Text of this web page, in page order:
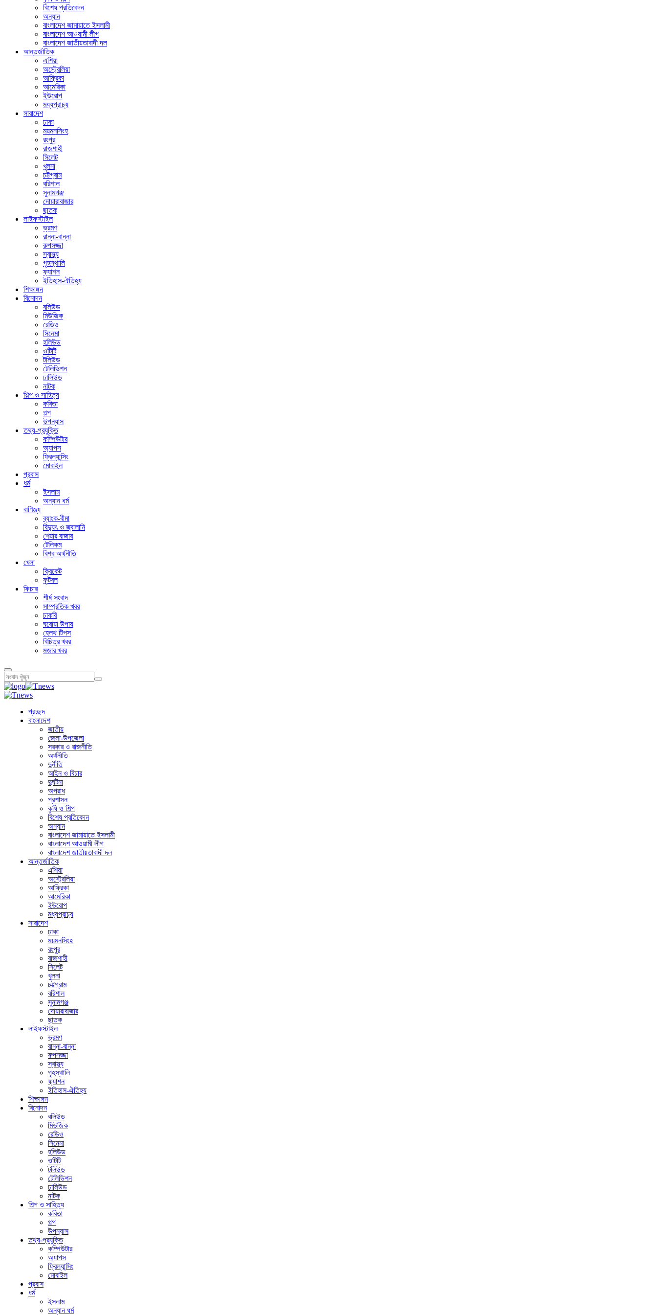
বিশেষ প্রতিবেদন
অন্যান
বাংলাদেশ জামায়াতে ইসলামী
বাংলাদেশ আওয়ামী লীগ
বাংলাদেশ জাতীয়তাবাদী দল
আন্তর্জাতিক
এশিয়া
অস্ট্রেলিয়া
আফ্রিকা
আমেরিকা
ইউরোপ
মধ্যপ্রাচ্য
সারাদেশ
ঢাকা
ময়মনসিংহ
রংপুর
রাজশাহী
সিলেট
খুলনা
চট্টগ্রাম
বরিশাল
সুনামগঞ্জ
দোয়ারাবাজার
ছাতক
লাইফস্টাইল
ভ্রমণ
রান্না-বান্না
রুপসজ্জা
স্বাস্থ্য
গৃহস্থালি
ফ্যাশন
ইতিহাস-ঐতিহ্য
শিক্ষাঙ্গন
বিনোদন
বলিউড
মিউজিক
রেডিও
সিনেমা
হলিউড
ওটিটি
টলিউড
টেলিভিশন
ঢালিউড
নাটক
শিল্প ও সাহিত্য
কবিতা
গল্প
উপন্যাস
তথ্য-প্রযুক্তি
কম্পিউটার
অ্যাপস
ফ্রিল্যান্সিং
মোবাইল
প্রবাস
ধর্ম
ইসলাম
অন্যান ধর্ম
বাণিজ্য
ব্যাংক-বীমা
বিদ্যুৎ ও জ্বালানি
শেয়ার বাজার
টেলিকম
বিশ্ব অর্থনীতি
খেলা
ক্রিকেট
ফুটবল
ফিচার
শীর্ষ সংবাদ
সাম্প্রতিক খবর
চাকরি
ঘরোয়া উপায়
হেলথ টিপস
বিচিত্র খবর
মজার খবর
প্রচ্ছদ
বাংলাদেশ
জাতীয়
জেলা-উপজেলা
সরকার ও রাজনীতি
অর্থনীতি
দুর্নীতি
আইন ও বিচার
দুর্ঘটনা
অপরাধ
প্রশাসন
কৃষি ও শিল্প
বিশেষ প্রতিবেদন
অন্যান
বাংলাদেশ জামায়াতে ইসলামী
বাংলাদেশ আওয়ামী লীগ
বাংলাদেশ জাতীয়তাবাদী দল
আন্তর্জাতিক
এশিয়া
অস্ট্রেলিয়া
আফ্রিকা
আমেরিকা
ইউরোপ
মধ্যপ্রাচ্য
সারাদেশ
ঢাকা
ময়মনসিংহ
রংপুর
রাজশাহী
সিলেট
খুলনা
চট্টগ্রাম
বরিশাল
সুনামগঞ্জ
দোয়ারাবাজার
ছাতক
লাইফস্টাইল
ভ্রমণ
রান্না-বান্না
রুপসজ্জা
স্বাস্থ্য
গৃহস্থালি
ফ্যাশন
ইতিহাস-ঐতিহ্য
শিক্ষাঙ্গন
বিনোদন
বলিউড
মিউজিক
রেডিও
সিনেমা
হলিউড
ওটিটি
টলিউড
টেলিভিশন
ঢালিউড
নাটক
শিল্প ও সাহিত্য
কবিতা
গল্প
উপন্যাস
তথ্য-প্রযুক্তি
কম্পিউটার
অ্যাপস
ফ্রিল্যান্সিং
মোবাইল
প্রবাস
ধর্ম
ইসলাম
অন্যান ধর্ম